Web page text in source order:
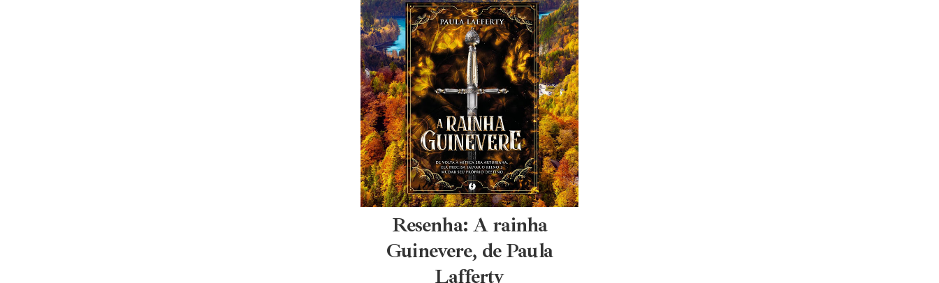
Resenha: A rainha
Guinevere, de Paula
Lafferty